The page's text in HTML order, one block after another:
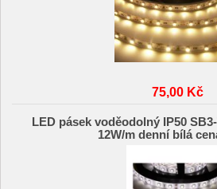
75,00 Kč
LED pásek voděodolný IP50
12W/m denní bílá